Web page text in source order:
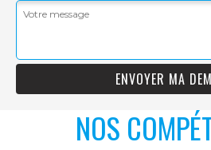
NOS